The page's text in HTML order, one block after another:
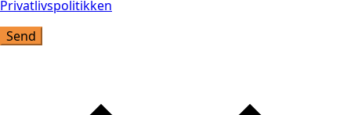
Privatlivspolitikken
Send